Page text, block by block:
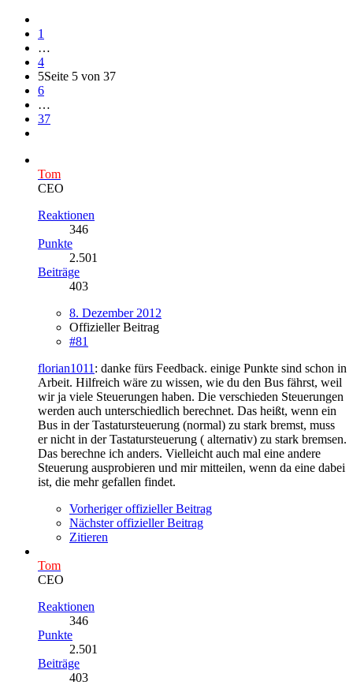
1
…
4
5Seite 5 von 37
6
…
37
Tom
CEO
Reaktionen
346
Punkte
2.501
Beiträge
403
8. Dezember 2012
Offizieller Beitrag
#81
florian1011 : danke fürs Feedback. einige Punkte sind schon in
Arbeit. Hilfreich wäre zu wissen, wie du den Bus fährst, weil
wir ja viele Steuerungen haben. Die verschieden Steuerungen
werden auch unterschiedlich berechnet. Das heißt, wenn ein
Bus in der Tastatursteuerung (normal) zu stark bremst, muss
er nicht in der Tastatursteuerung ( alternativ) zu stark bremsen.
Das berechne ich anders. Vielleicht auch mal eine andere
Steuerung ausprobieren und mir mitteilen, wenn da eine dabei
ist, die mehr gefallen findet.
Vorheriger offizieller Beitrag
Nächster offizieller Beitrag
Zitieren
Tom
CEO
Reaktionen
346
Punkte
2.501
Beiträge
403